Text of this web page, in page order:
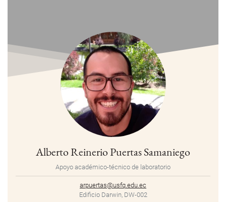
Alberto Reinerio Puertas Samaniego
Apoyo académico-técnico de laboratorio
arpuertas@usfq.edu.ec
Edificio Darwin, DW-002